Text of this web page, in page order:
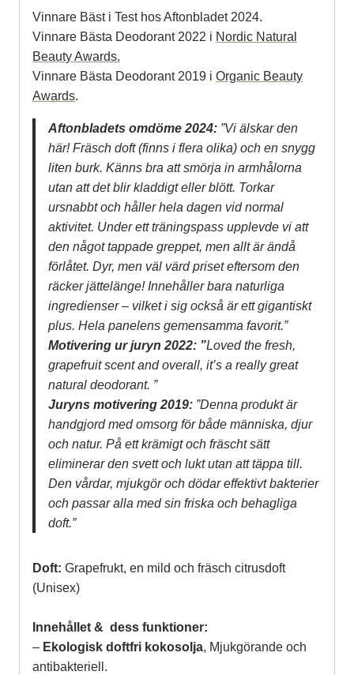
Vinnare Bäst i Test hos Aftonbladet 2024.
Vinnare Bästa Deodorant 2022 i Nordic Natural
Beauty Awards.
Vinnare Bästa Deodorant 2019 i Organic Beauty
Awards.
Aftonbladets omdöme 2024: ”Vi älskar den
här! Fräsch doft (finns i flera olika) och en snygg
liten burk. Känns bra att smörja in armhålorna
utan att det blir kladdigt eller blött. Torkar
ursnabbt och håller hela dagen vid normal
aktivitet. Under ett träningspass upplevde vi att
den något tappade greppet, men allt är ändå
förlåtet. Dyr, men väl värd priset eftersom den
räcker jättelänge! Innehåller bara naturliga
ingredienser – vilket i sig också är ett gigantiskt
plus. Hela panelens gemensamma favorit.”
Motivering ur juryn 2022: ”Loved the fresh,
grapefruit scent and overall, it’s a really great
natural deodorant. ”
Juryns motivering 2019: ”Denna produkt är
handgjord med omsorg för både människa, djur
och natur. På ett krämigt och fräscht sätt
eliminerar den svett och lukt utan att täppa till.
Den vårdar, mjukgör och dödar effektivt bakterier
och passar alla med sin friska och behagliga
doft.”
Doft: Grapefrukt, en mild och fräsch citrusdoft
(Unisex)
Innehållet & dess funktioner:
– Ekologisk doftfri kokosolja, Mjukgörande och
antibakteriell.